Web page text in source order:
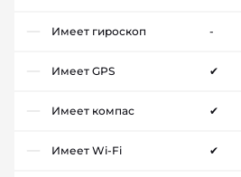
Имеет гироскоп -
Имеет GPS ✔
Имеет компас ✔
Имеет Wi-Fi ✔